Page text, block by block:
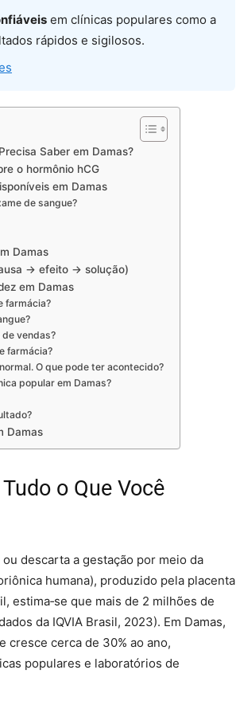
em clínicas populares como a
rápidos e sigilosos.
Saber em Damas?
o hormônio hCG
em Damas
de sangue?
Damas
→ efeito → solução)
em Damas
farmácia?
vendas?
farmácia?
O que pode ter acontecido?
popular em Damas?
Damas
o Que Você
descarta a gestação por meio da
humana), produzido pela placenta
estima‑se que mais de 2 milhões de
da IQVIA Brasil, 2023). Em Damas,
cresce cerca de 30% ao ano,
populares e laboratórios de